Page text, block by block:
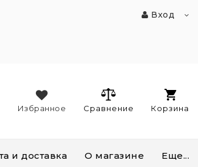
Вход
Корзина
Сравнение
Избранное
и доставка О магазине Еще...